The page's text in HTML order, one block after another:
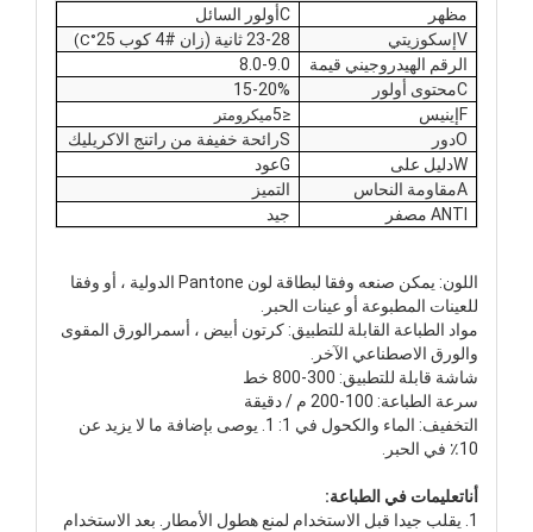
مظهر
Cأولور السائل
Vإسكوزيتي 23-28 ثانية ( زان #4 كوب 25
°C)
الرقم الهيدروجيني قيمة
8.0-9.0
Cمحتوى أولور
15-20%
Fإينيس ≤
5ميكرومتر
Oدور Sرائحة خفيفة من راتنج الاكريليك
Wدليل على Gعود
Aمقاومة النحاس
التميز
ANTI مصفر جيد
اللون: يمكن صنعه وفقا لبطاقة لون Pantone الدولية ، أو وفقا
للعينات المطبوعة أو عينات الحبر.
مواد الطباعة القابلة للتطبيق: كرتون أبيض ، أسمر الورق المقوى
والورق الاصطناعي الآخر .
شاشة قابلة للتطبيق:
300-800 خط
سرعة الطباعة: 100-200 م / دقيقة
التخفيف: الماء والكحول في
1: 1. يوصى بإضافة ما لا يزيد عن
10٪
في الحبر.
أناتعليمات في الطباعة:
1. يقلب جيدا قبل الاستخدام لمنع هطول الأمطار. بعد الاستخدام